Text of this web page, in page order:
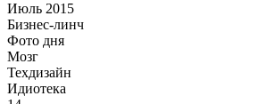
Июль 2015
Бизнес-линч
Фото дня
Мозг
Техдизайн
Идиотека